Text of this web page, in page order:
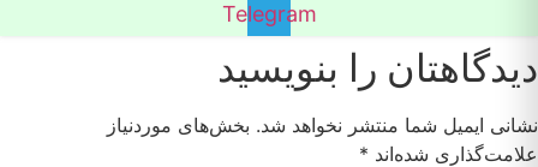
Telegram
دیدگاهتان را بنویسید
نشانی ایمیل شما منتشر نخواهد شد. بخش‌های موردنیاز
علامت‌گذاری شده‌اند *